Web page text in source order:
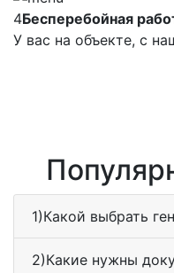
4Бесперебойная
У вас на объекте, с
1)Какой выбрать
2)Какие нужны